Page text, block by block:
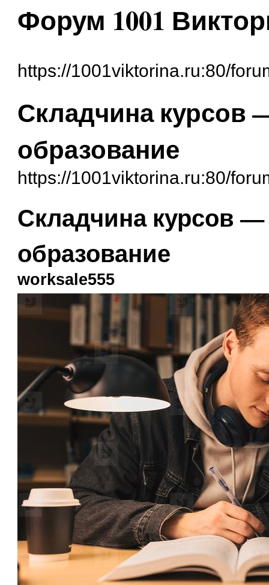
Форум 1001
https://1001viktorina.ru:80/
Складчина курсов
образование
https://1001viktorina.ru:80/
Складчина курсов
образование
worksale555